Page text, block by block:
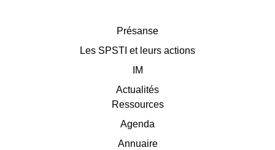
Présanse
Les SPSTI et leurs actions
IM
Actualités
Ressources
Agenda
Annuaire